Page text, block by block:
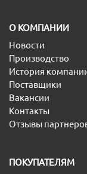
O КОМПАНИИ
Новости
Производство
История
Поставщики
Вакансии
Контакты
Отзывы
ПОКУПАТЕЛЯМ